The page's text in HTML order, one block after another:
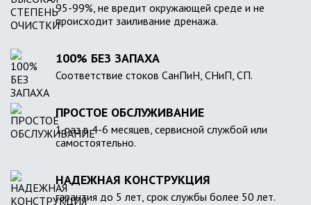
95-99%, не вредит окружающей среде и не
происходит заиливание дренажа.
100% БЕЗ ЗАПАХА
Соответствие стоков СанПиН, СНиП, СП.
ПРОСТОЕ ОБСЛУЖИВАНИЕ
1 раз в 4-6 месяцев, сервисной службой или
самостоятельно.
НАДЕЖНАЯ КОНСТРУКЦИЯ
гарантия до 5 лет, срок службы более 50 лет.